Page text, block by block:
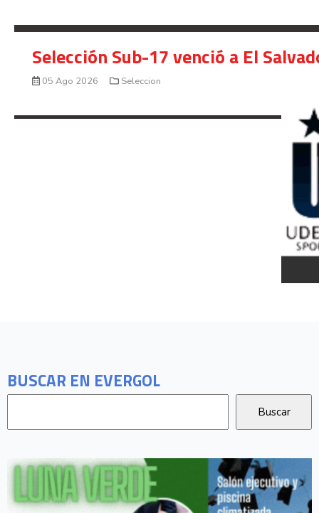
BUSCAR EN EVERGOL
Selección Sub-17 venció a El
05 Ago 2026 Seleccion